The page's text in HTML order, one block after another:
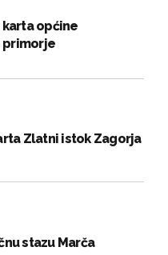
karta općine
primorje
Zlatni istok Zagorja
stazu Marča